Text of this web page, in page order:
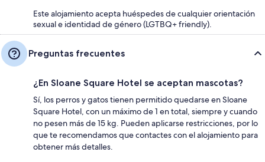
Este alojamiento acepta huéspedes de cualquier orientación
sexual e identidad de género (LGTBQ+ friendly).
Preguntas frecuentes
¿En Sloane Square Hotel se aceptan mascotas?
Sí, los perros y gatos tienen permitido quedarse en Sloane
Square Hotel, con un máximo de 1 en total, siempre y cuando
no pesen más de 15 kg. Pueden aplicarse restricciones, por lo
que te recomendamos que contactes con el alojamiento para
obtener más detalles.